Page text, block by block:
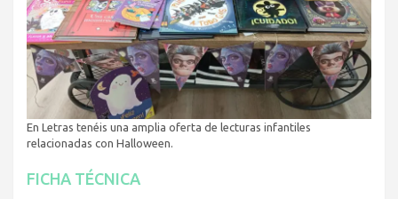
En Letras tenéis una amplia oferta de lecturas infantiles
relacionadas con Halloween.
FICHA TÉCNICA